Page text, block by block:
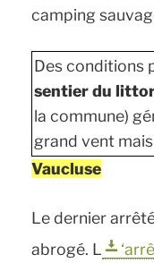
camping
Des conditions
sentier du
la commune)
grand vent
Vaucluse
Le dernier
abrogé. L